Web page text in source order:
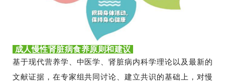
成人慢性肾脏病食养原则和建议
基于现代营养学、中医学、肾脏病内科学理论以及最新的
文献证据，在专家组共同讨论、建立共识的基础上，对慢